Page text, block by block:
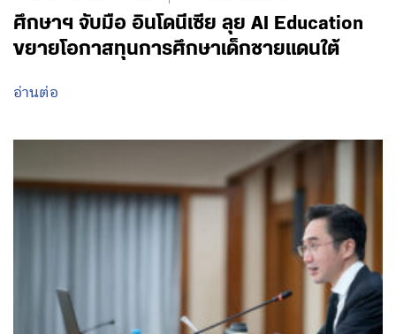
ศึกษาฯ จับมือ อินโดนีเซีย ลุย AI Education
ขยายโอกาสทุนการศึกษาเด็กชายแดนใต้
อ่านต่อ